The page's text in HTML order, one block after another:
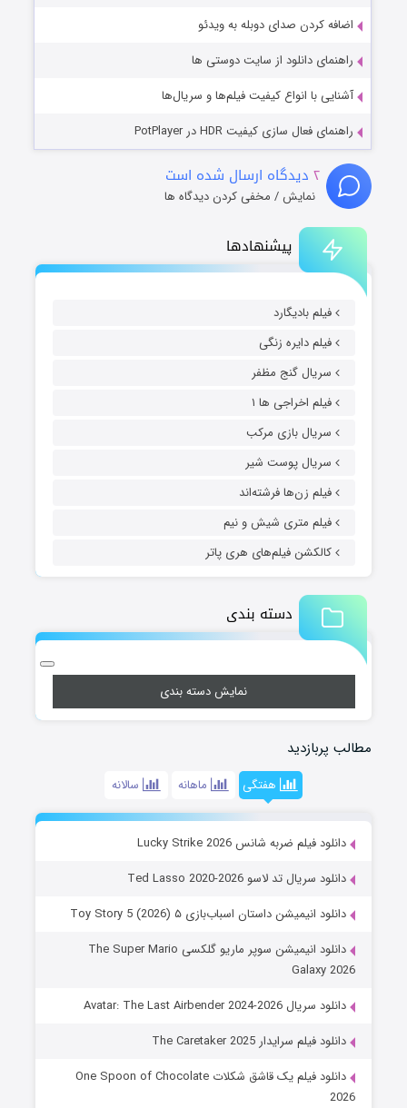
پیشنهادها
فیلم بادیگارد
فیلم دایره زنگی
سریال گنج مظفر
فیلم اخراجی ها ۱
سریال بازی مرکب
سریال پوست شیر
فیلم زن‌ها فرشته‌اند
فیلم متری شیش و نیم
کالکشن فیلم‌های هری پاتر
دسته بندی
نمایش دسته بندی
مطالب پربازدید
هفتگی ماهانه سالانه
دانلود فیلم ضربه شانس Lucky Strike 2026
دانلود سریال تد لاسو Ted Lasso 2020-2026
دانلود انیمیشن داستان اسباب‌بازی ۵ Toy Story 5 (2026)
دانلود انیمیشن سوپر ماریو گلکسی The Super Mario
Galaxy 2026
دانلود سریال Avatar: The Last Airbender 2024-2026
دانلود فیلم سرایدار The Caretaker 2025
دانلود فیلم یک قاشق شکلات One Spoon of Chocolate
2026
اضافه کردن صدای دوبله به ویدئو
راهنمای دانلود از سایت دوستی ها
آشنایی با انواع کیفیت فیلم‌ها و سریال‌ها
راهنمای فعال سازی کیفیت HDR در PotPlayer
۲ دیدگاه ارسال شده است
نمایش / مخفی کردن دیدگاه ها